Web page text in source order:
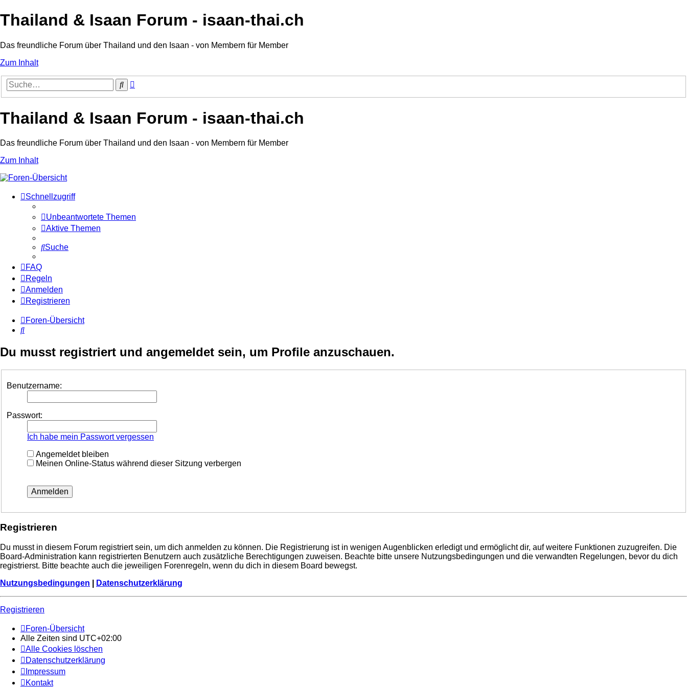
Thailand & Isaan Forum - isaan-thai.ch
Das freundliche Forum über Thailand und den Isaan - von Membern für Member
Zum Inhalt
Suche
Thailand & Isaan Forum - isaan-thai.ch
Das freundliche Forum über Thailand und den Isaan - von Membern für Member
Zum Inhalt
Schnellzugriff
Unbeantwortete Themen
Aktive Themen
Suche
FAQ
Regeln
Anmelden
Registrieren
Foren-Übersicht
Suche
Du musst registriert und angemeldet sein, um Profile anzuschauen.
Benutzername:
Passwort:
Ich habe mein Passwort vergessen
Angemeldet bleiben
Meinen Online-Status während dieser Sitzung verbergen
Registrieren
Du musst in diesem Forum registriert sein, um dich anmelden zu können. Die Registrierung ist in wenigen Augenblicken erledigt und ermöglicht dir, auf weitere Funktionen zuzugreifen. Die
Board-Administration kann registrierten Benutzern auch zusätzliche Berechtigungen zuweisen. Beachte bitte unsere Nutzungsbedingungen und die verwandten Regelungen, bevor du dich
registrierst. Bitte beachte auch die jeweiligen Forenregeln, wenn du dich in diesem Board bewegst.
Nutzungsbedingungen
Datenschutzerklärung
Registrieren
Foren-Übersicht
Alle Zeiten sind UTC+02:00
Alle Cookies löschen
Datenschutzerklärung
Impressum
Kontakt